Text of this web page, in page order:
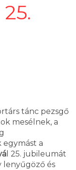
tánc pezsgő
mesélnek, a
a
l 25. jubileumát
lenyűgöző és